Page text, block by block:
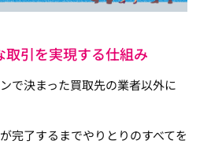
取引を実現する仕組み
で決まった買取先の業者以外に
完了するまでやりとりのすべてを